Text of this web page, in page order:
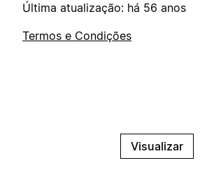
Última atualização: há 56 anos
Termos e Condições
Visualizar